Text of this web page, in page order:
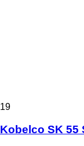
19
Kobelco SK 55